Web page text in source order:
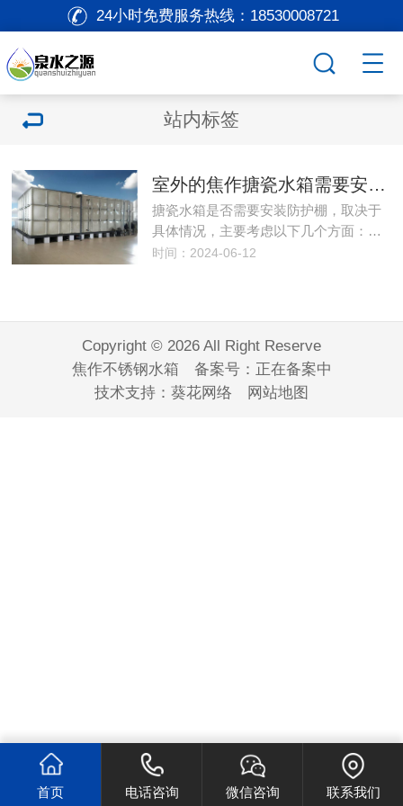
24小时免费服务热线： 18530008721
站内标签
室外的焦作搪瓷水箱需要安装防护棚吗
搪瓷水箱是否需要安装防护棚，取决于
具体情况，主要考虑以下几个方面：…
时间：2024-06-12
Copyright © 2026 All Right Reserve
焦作不锈钢水箱 备案号： 正在备案中
技术支持： 葵花网络 网站地图
首页 电话咨询 微信咨询 联系我们